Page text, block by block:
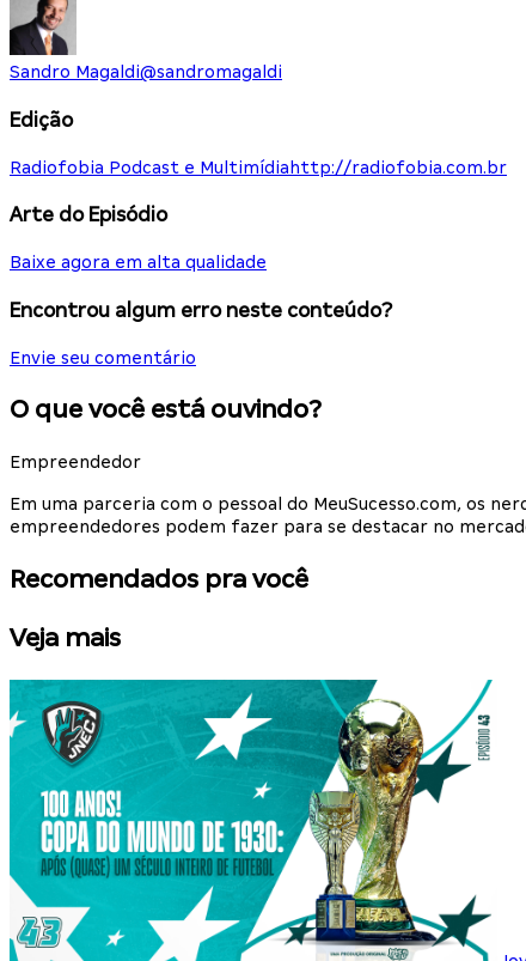
Sandro Magaldi@sandromagaldi
Edição
Radiofobia Podcast e Multimídia http://radiofobia.com.br
Arte do Episódio
Baixe agora em alta qualidade
Encontrou algum erro neste conteúdo?
Envie seu comentário
O que você está ouvindo?
Empreendedor
Em uma parceria com o pessoal do MeuSucesso.com, os
empreendedores podem fazer para se destacar no
Recomendados pra você
Veja mais